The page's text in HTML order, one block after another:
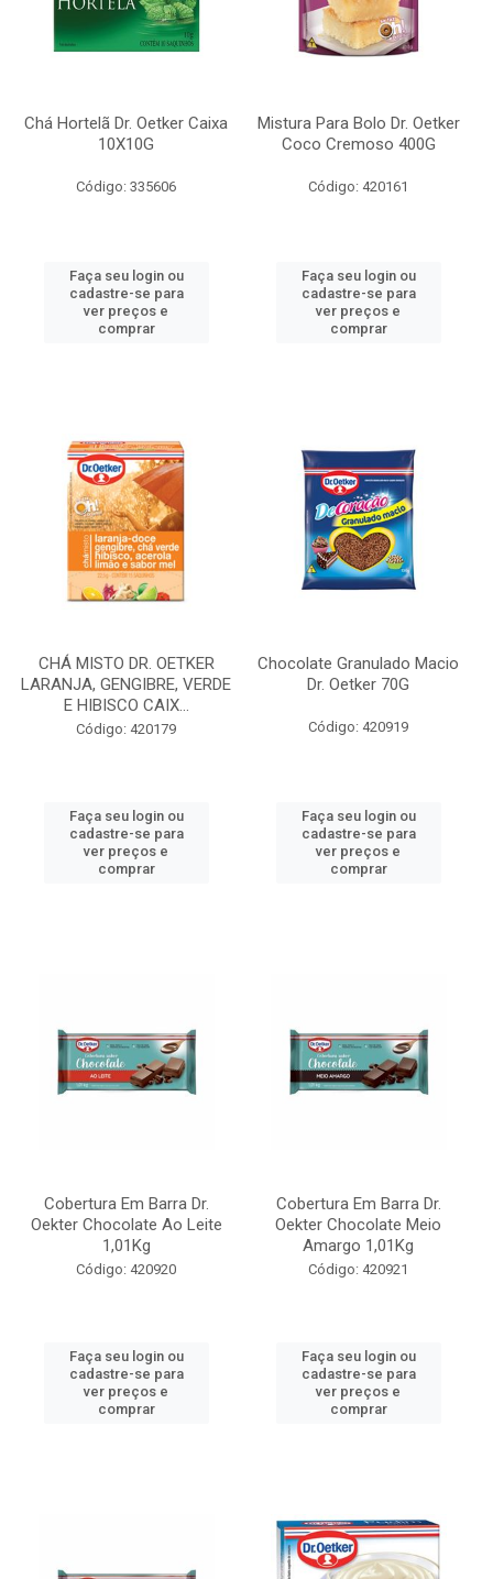
Chá Hortelã Dr. Oetker Caixa
10X10G
Código: 335606
Faça seu login ou
cadastre-se para
ver preços e
comprar
Mistura Para Bolo Dr. Oetker
Coco Cremoso 400G
Código: 420161
Faça seu login ou
cadastre-se para
ver preços e
comprar
CHÁ MISTO DR. OETKER
LARANJA, GENGIBRE, VERDE
E HIBISCO CAIX...
Código: 420179
Faça seu login ou
cadastre-se para
ver preços e
comprar
Chocolate Granulado Macio
Dr. Oetker 70G
Código: 420919
Faça seu login ou
cadastre-se para
ver preços e
comprar
Cobertura Em Barra Dr.
Oekter Chocolate Ao Leite
1,01Kg
Código: 420920
Faça seu login ou
cadastre-se para
ver preços e
comprar
Cobertura Em Barra Dr.
Oekter Chocolate Meio
Amargo 1,01Kg
Código: 420921
Faça seu login ou
cadastre-se para
ver preços e
comprar